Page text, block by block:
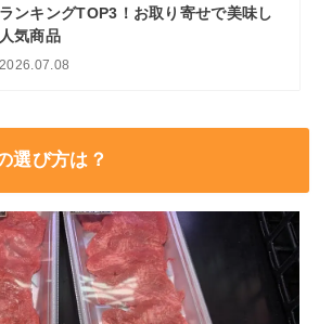
ンキングTOP3！お取り寄せで美味し
気商品
2026.07.08
選び方は？